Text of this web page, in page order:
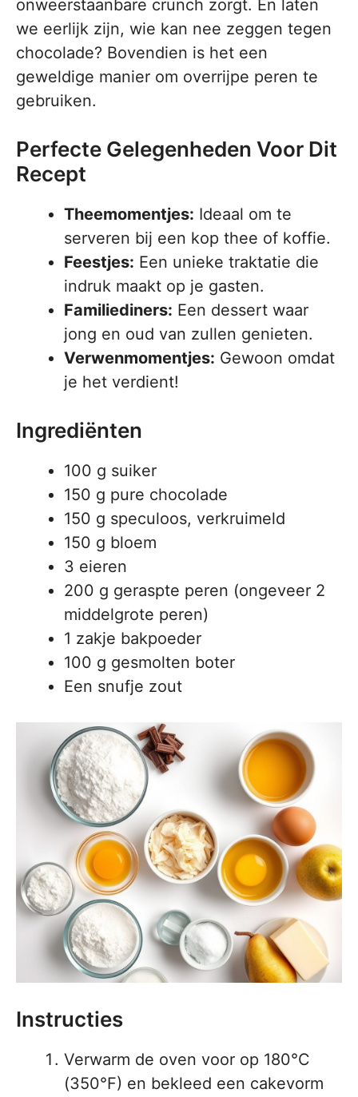
onweerstaanbare crunch zorgt. En laten
we eerlijk zijn, wie kan nee zeggen tegen
chocolade? Bovendien is het een
geweldige manier om overrijpe peren te
gebruiken.
Perfecte Gelegenheden Voor Dit
Recept
Theemomentjes: Ideaal om te
serveren bij een kop thee of koffie.
Feestjes: Een unieke traktatie die
indruk maakt op je gasten.
Familiediners: Een dessert waar
jong en oud van zullen genieten.
Verwenmomentjes: Gewoon omdat
je het verdient!
Ingrediënten
100 g suiker
150 g pure chocolade
150 g speculoos, verkruimeld
150 g bloem
3 eieren
200 g geraspte peren (ongeveer 2
middelgrote peren)
1 zakje bakpoeder
100 g gesmolten boter
Een snufje zout
Instructies
Verwarm de oven voor op 180°C
(350°F) en bekleed een cakevorm